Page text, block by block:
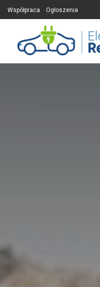
Współpraca Ogłoszenia